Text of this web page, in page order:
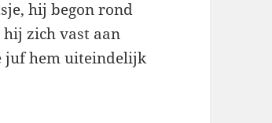
hij begon rond
zich vast aan
juf hem uiteindelijk